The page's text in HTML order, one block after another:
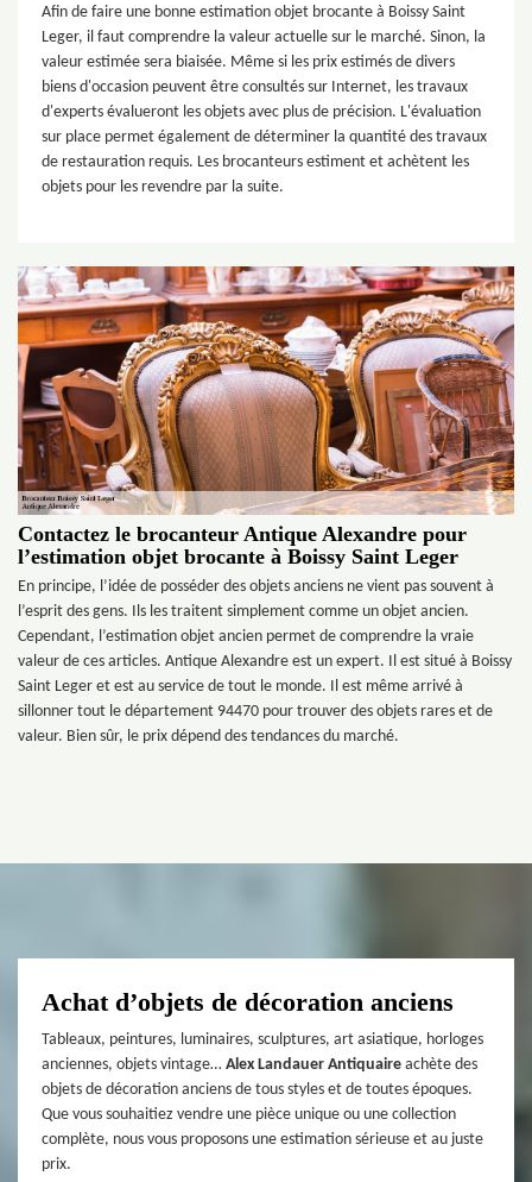
Afin de faire une bonne estimation objet brocante à Boissy Saint
Leger, il faut comprendre la valeur actuelle sur le marché. Sinon, la
valeur estimée sera biaisée. Même si les prix estimés de divers
biens d'occasion peuvent être consultés sur Internet, les travaux
d'experts évalueront les objets avec plus de précision. L'évaluation
sur place permet également de déterminer la quantité des travaux
de restauration requis. Les brocanteurs estiment et achètent les
objets pour les revendre par la suite.
Contactez le brocanteur Antique Alexandre pour
l’estimation objet brocante à Boissy Saint Leger
En principe, l’idée de posséder des objets anciens ne vient pas souvent à
l’esprit des gens. Ils les traitent simplement comme un objet ancien.
Cependant, l’estimation objet ancien permet de comprendre la vraie
valeur de ces articles. Antique Alexandre est un expert. Il est situé à Boissy
Saint Leger et est au service de tout le monde. Il est même arrivé à
sillonner tout le département 94470 pour trouver des objets rares et de
valeur. Bien sûr, le prix dépend des tendances du marché.
Achat d’objets de décoration anciens
Tableaux, peintures, luminaires, sculptures, art asiatique, horloges
anciennes, objets vintage… Alex Landauer Antiquaire achète des
objets de décoration anciens de tous styles et de toutes époques.
Que vous souhaitiez vendre une pièce unique ou une collection
complète, nous vous proposons une estimation sérieuse et au juste
prix.